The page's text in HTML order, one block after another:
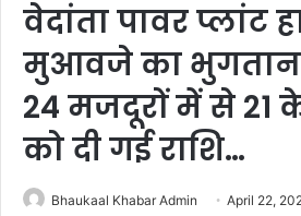
वेदांता पावर प्लांट
मुआवजे का
24 मजदूरों में से 21
को दी गई राशि…
Bhaukaal Khabar Admin April 22,